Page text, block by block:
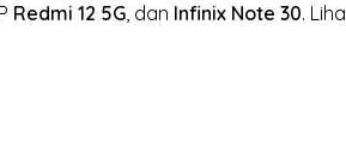
Redmi 12 5G, dan Infinix Note 30.